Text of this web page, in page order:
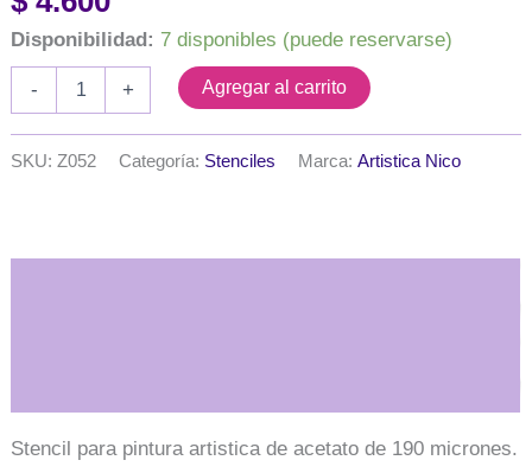
Disponibilidad: 7 disponibles (puede reservarse)
-
20x20
+ Agregar al carrito
SKU:Z052 Categoría: Stenciles Marca:Artistica Nico
Stencil para pintura artistica de acetato de 190 micrones.